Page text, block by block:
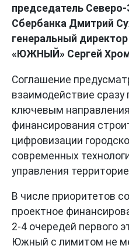
председатель
Сбербанка Дмитрий
генеральный
«ЮЖНЫЙ» Сергей
Соглашение
взаимодействие сразу
ключевым
финансирования
цифровизации
современных
управления
В числе приоритетов
проектное
2-4 очередей первого
Южный с лимитом не